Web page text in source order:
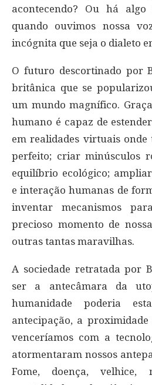
acontecendo? Ou há
quando ouvimos nossa
incógnita que seja o dialeto
O futuro descortinado por
britânica que se
um mundo magnífico.
humano é capaz de
em realidades virtuais onde
perfeito; criar minúsculos
equilíbrio ecológico;
e interação humanas de
inventar mecanismos
precioso momento de
outras tantas maravilhas.
A sociedade retratada por
ser a antecâmara da
humanidade poderia
antecipação, a
venceríamos com a
atormentaram nossos
Fome, doença, velhice,